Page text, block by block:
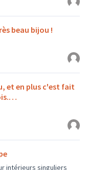
beau bijou !
et en plus c'est fait
intérieurs singuliers